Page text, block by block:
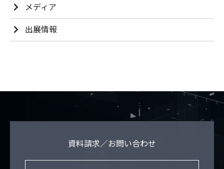
メディア
出展情報
資料請求／お問い合わせ